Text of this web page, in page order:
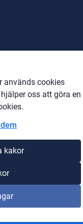
används cookies
oss att göra en
kakor